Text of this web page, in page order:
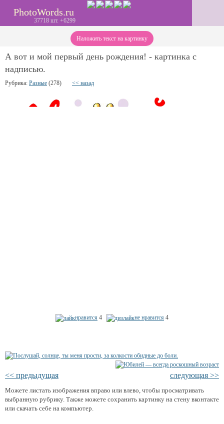
PhotoWords.ru
37718 шт. +6299
Наложить текст на картинку
А вот и мой первый день рождения! - картинка с
надписью.
Рубрика: Разные (278) << назад
нравится 4 не нравится 4
<< предыдущая следующая >>
Можете листать изображения вправо или влево, чтобы просматривать
выбранную рубрику. Также можете сохранить картинку на стену вконтакте
или скачать себе на компьютер.